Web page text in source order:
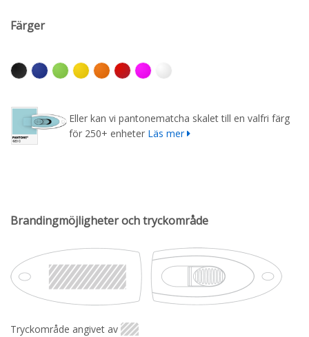
Färger
Eller kan vi pantonematcha skalet till en valfri färg
för 250+ enheter Läs mer
Brandingmöjligheter och tryckområde
Tryckområde angivet av